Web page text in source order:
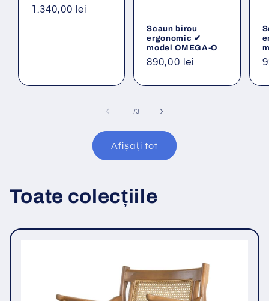
Preț
1.340,00 lei
Scaun birou
ergonomic ✔
model OMEGA-O
Preț
890,00 lei
1 /din
3
Afișați tot
Toate colecțiile